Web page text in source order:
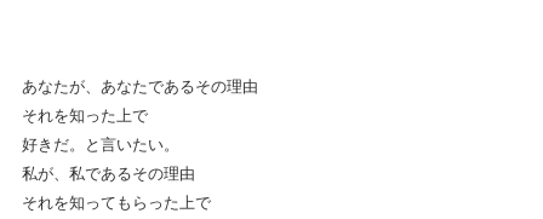
あなたが、あなたであるその理由
それを知った上で
好きだ。と言いたい。
私が、私であるその理由
それを知ってもらった上で